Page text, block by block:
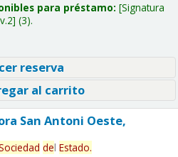
para préstamo: Signatura
(3).
reserva
al carrito
San Antoni Oeste,
del Estado.